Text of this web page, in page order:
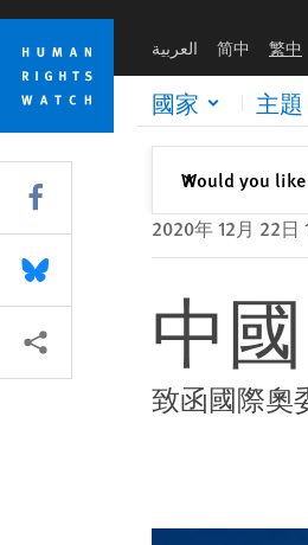
Skip
cookie
privacy
notice
Skip
main
content
العربية 简中 繁中
國家 主題
Would you
✕關閉
2020年 12月 22日
中
致函國際奧
Share this via Facebook
Share this via Bluesky
More sharing options